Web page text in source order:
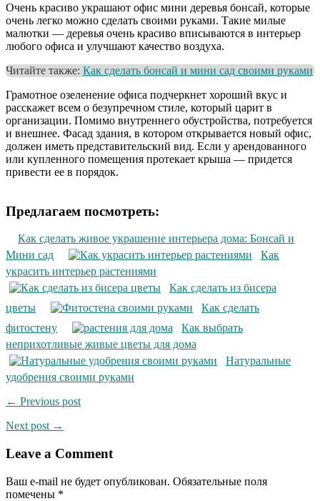
Очень красиво украшают офис мини деревья бонсай, которые
очень легко можно сделать своими руками. Такие милые
малютки — деревья очень красиво вписываются в интерьер
любого офиса и улучшают качество воздуха.
Читайте также: Как сделать бонсай и мини сад своими руками
Грамотное озеленение офиса подчеркнет хороший вкус и
расскажет всем о безупречном стиле, который царит в
организации. Помимо внутреннего обустройства, потребуется
и внешнее. Фасад здания, в котором открывается новый офис,
должен иметь представительский вид. Если у арендованного
или купленного помещения протекает крыша — придется
привести ее в порядок.
Предлагаем посмотреть:
Как сделать живое украшение интерьера дома: Бонсай и
Мини сад
Как
украсить интерьер растениями
Как сделать из бисера
цветы
Как сделать
фитостену
Как выбрать
неприхотливые живые цветы для дома
Натуральные
удобрения своими руками
← Previous post
Next post →
Leave a Comment
Ваш e-mail не будет опубликован. Обязательные поля
помечены *